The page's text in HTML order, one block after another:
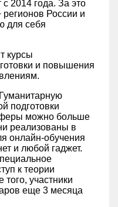
2014 года. За это
России и
для себя
курсы
и повышения
подготовки
можно больше
реализованы в
онлайн-обучения
и любой гаджет.
к теории
того, участники
еще 3 месяца